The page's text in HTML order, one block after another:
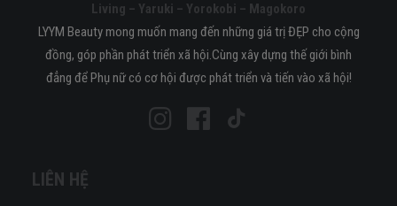
Living – Yaruki – Yorokobi – Magokoro
LYYM Beauty mong muốn mang đến những giá trị ĐẸP cho cộng
đồng, góp phần phát triển xã hội.Cùng xây dựng thế giới bình
đẳng để Phụ nữ có cơ hội được phát triển và tiến vào xã hội!
LIÊN HỆ